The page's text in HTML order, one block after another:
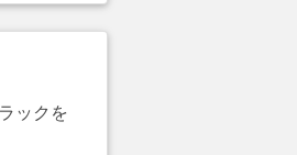
ックを